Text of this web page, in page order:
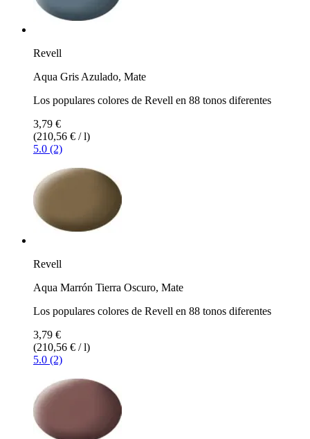
Revell
Aqua Gris Azulado, Mate
Los populares colores de Revell en 88 tonos diferentes
3,79 €
(210,56 € / l)
5.0 (2)
Revell
Aqua Marrón Tierra Oscuro, Mate
Los populares colores de Revell en 88 tonos diferentes
3,79 €
(210,56 € / l)
5.0 (2)